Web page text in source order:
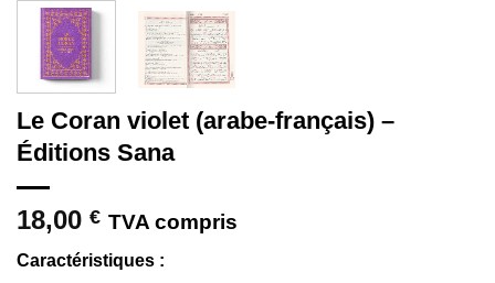
Le Coran violet (arabe-français) –
Éditions Sana
18,00 € TVA compris
Caractéristiques :